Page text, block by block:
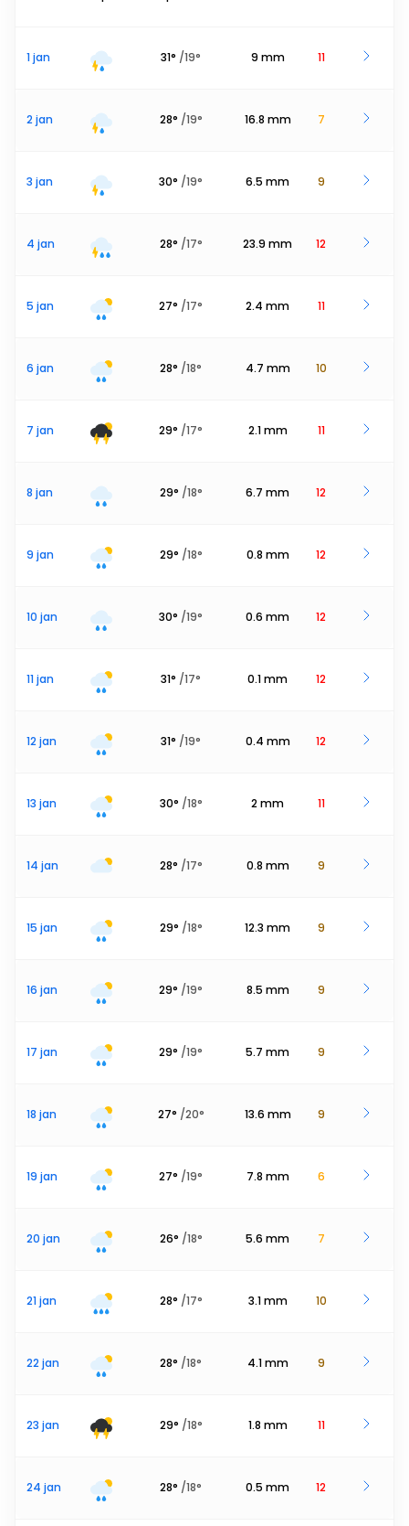
1 jan 31° /19° 9 mm 11
2 jan 28° /19° 16.8 mm 7
3 jan 30° /19° 6.5 mm 9
4 jan 28° /17° 23.9 mm 12
5 jan 27° /17° 2.4 mm 11
6 jan 28° /18° 4.7 mm 10
7 jan 29° /17° 2.1 mm 11
8 jan 29° /18° 6.7 mm 12
9 jan 29° /18° 0.8 mm 12
10 jan 30° /19° 0.6 mm 12
11 jan 31° /17° 0.1mm 12
12 jan 31° /19° 0.4 mm 12
13 jan 30° /18° 2mm 11
14 jan 28° /17° 0.8 mm 9
15 jan 29° /18° 12.3 mm 9
16 jan 29° /19° 8.5 mm 9
17 jan 29° /19° 5.7 mm 9
18 jan 27° /20° 13.6 mm 9
19 jan 27° /19° 7.8 mm 6
20 jan 26° /18° 5.6 mm 7
21 jan 28° /17° 3.1 mm 10
22 jan 28° /18° 4.1 mm 9
23 jan 29° /18° 1.8 mm 11
24 jan 28° /18° 0.5 mm 12